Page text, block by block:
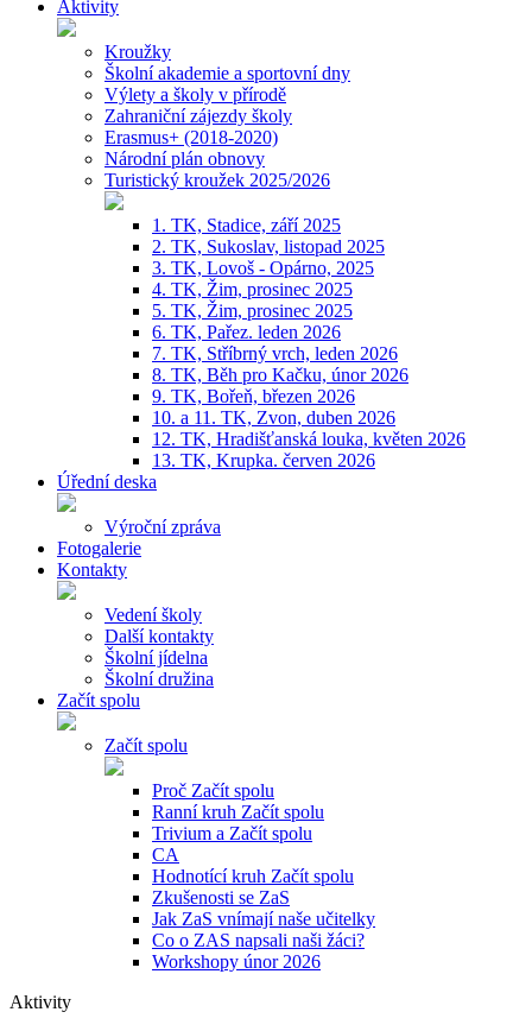
Aktivity
Kroužky
Školní akademie a sportovní dny
Výlety a školy v přírodě
Zahraniční zájezdy školy
Erasmus+ (2018-2020)
Národní plán obnovy
Turistický kroužek 2025/2026
1. TK, Stadice, září 2025
2. TK, Sukoslav, listopad 2025
3. TK, Lovoš - Opárno, 2025
4. TK, Žim, prosinec 2025
5. TK, Žim, prosinec 2025
6. TK, Pařez. leden 2026
7. TK, Stříbrný vrch, leden 2026
8. TK, Běh pro Kačku, únor 2026
9. TK, Bořeň, březen 2026
10. a 11. TK, Zvon, duben 2026
12. TK, Hradišťanská louka, květen 2026
13. TK, Krupka. červen 2026
Úřední deska
Výroční zpráva
Fotogalerie
Kontakty
Vedení školy
Další kontakty
Školní jídelna
Školní družina
Začít spolu
Začít spolu
Proč Začít spolu
Ranní kruh Začít spolu
Trivium a Začít spolu
CA
Hodnotící kruh Začít spolu
Zkušenosti se ZaS
Jak ZaS vnímají naše učitelky
Co o ZAS napsali naši žáci?
Workshopy únor 2026
Aktivity